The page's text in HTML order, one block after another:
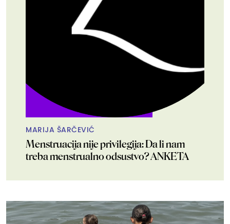
MARIJA ŠARČEVIĆ
Menstruacija nije privilegija: Da li nam
treba menstrualno odsustvo? ANKETA